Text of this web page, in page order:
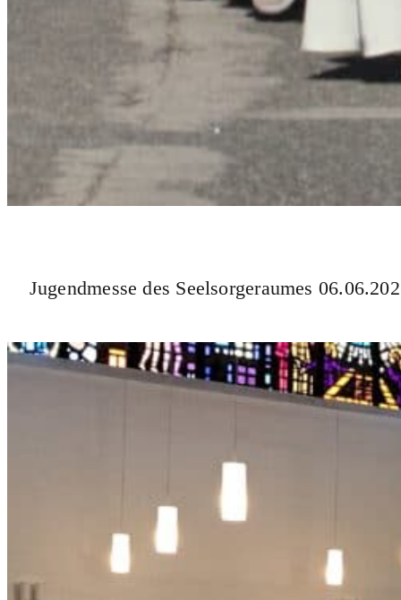
Jugendmesse des Seelsorgeraumes